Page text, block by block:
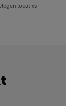
locaties